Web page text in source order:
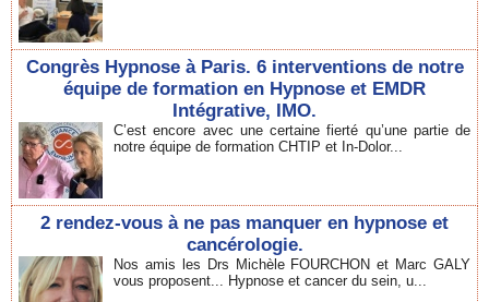
Congrès Hypnose à Paris. 6 interventions de notre
équipe de formation en Hypnose et EMDR
Intégrative, IMO.
C’est encore avec une certaine fierté qu’une partie de
notre équipe de formation CHTIP et In-Dolor...
2 rendez-vous à ne pas manquer en hypnose et
cancérologie.
Nos amis les Drs Michèle FOURCHON et Marc GALY
vous proposent... Hypnose et cancer du sein, u...